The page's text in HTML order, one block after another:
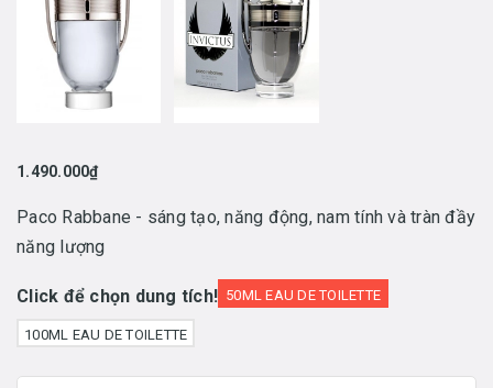
1.490.000₫
Paco Rabbane - sáng tạo, năng động, nam tính và tràn đầy
năng lượng
Click để chọn dung tích! 50ML EAU DE TOILETTE
100ML EAU DE TOILETTE